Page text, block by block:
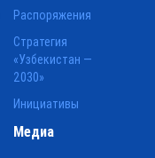
Распоряжения
Стратегия
«Узбекистан —
2030»
Инициативы
Медиа